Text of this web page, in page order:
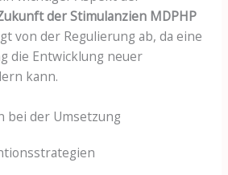
der Stimulanzien MDPHP
von der Regulierung ab, da eine
die Entwicklung neuer
kann.
bei der Umsetzung